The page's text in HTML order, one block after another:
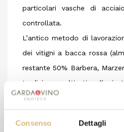
Consenso Dettagli
particolari vasche di
controllata.
L’antico metodo di
dei vitigni a bacca rossa
restante 50% Barbera,
tradizione coltivati nella in
occidentale del Lago di
esemplare, delicato in tutti i